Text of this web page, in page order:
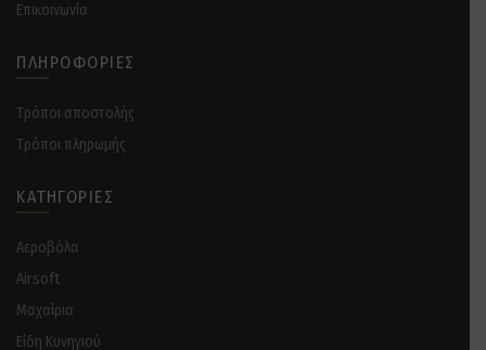
Επικοινωνία
ΠΛΗΡΟΦΟΡΊΕΣ
Tρόποι αποστολής
Tρόποι πληρωμής
ΚΑΤΗΓΟΡΊΕΣ
Αεροβόλα
Airsoft
Μαχαίρια
Είδη Κυνηγιού